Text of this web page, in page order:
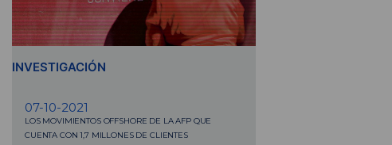
INVESTIGACIÓN
07-10-2021
LOS MOVIMIENTOS OFFSHORE DE LA AFP QUE
CUENTA CON 1,7 MILLONES DE CLIENTES